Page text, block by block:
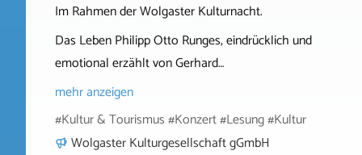
Im Rahmen der Wolgaster Kulturnacht.
Das Leben Philipp Otto Runges, eindrücklich und
emotional erzählt von Gerhard…
mehr anzeigen
#Kultur & Tourismus #Konzert #Lesung #Kultur
Wolgaster Kulturgesellschaft gGmbH